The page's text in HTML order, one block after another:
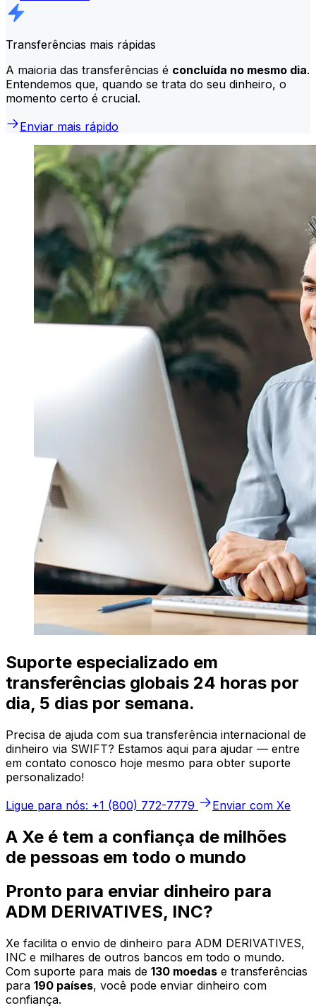
Transferências mais rápidas
A maioria das transferências é concluída no mesmo dia.
Entendemos que, quando se trata do seu dinheiro, o
momento certo é crucial.
Enviar mais rápido
Suporte especializado em
transferências globais 24 horas por
dia, 5 dias por semana.
Precisa de ajuda com sua transferência internacional de
dinheiro via SWIFT? Estamos aqui para ajudar — entre
em contato conosco hoje mesmo para obter suporte
personalizado!
Ligue para nós: +1 (800) 772-7779
Enviar com Xe
A Xe é tem a confiança de milhões
de pessoas em todo o mundo
Pronto para enviar dinheiro para
ADM DERIVATIVES, INC?
Xe facilita o envio de dinheiro para ADM DERIVATIVES,
INC e milhares de outros bancos em todo o mundo.
Com suporte para mais de 130 moedas e transferências
para 190 países, você pode enviar dinheiro com
confiança.